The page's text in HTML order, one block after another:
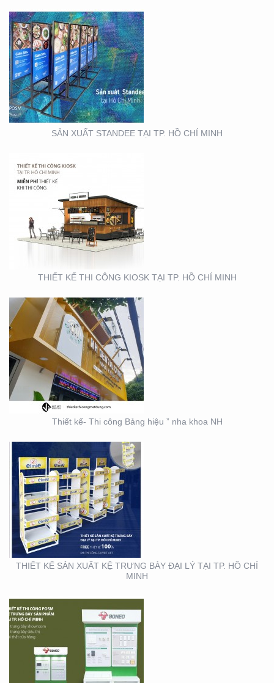
SẢN XUẤT STANDEE TẠI TP. HỒ CHÍ MINH
THIẾT KẾ THI CÔNG
KIOSK TẠI TP. HỒ CHÍ
MINH
THIẾT KẾ THI CÔNG KIOSK TẠI TP. HỒ CHÍ MINH
THIẾT KẾ- THI CÔNG
BẢNG HIỆU ” NHA KHOA
NH
Thiết kế- Thi công Bảng hiệu ” nha khoa NH
THIẾT KẾ SẢN XUẤT KỆ
TRƯNG BÀY ĐẠI LÝ TẠI
TP. HỒ CHÍ MINH
THIẾT KẾ SẢN XUẤT KỆ TRƯNG BÀY ĐẠI LÝ TẠI TP. HỒ CHÍ
MINH
THIẾT KẾ THI CÔNG KỆ
TRƯNG BÀY SẢN PHẨM
TẠI TP. HỒ CHÍ MINH
THIẾT KẾ SẢN XUẤT
BOOTH SAMPLING TẠI
TP. HỒ CHÍ MINH